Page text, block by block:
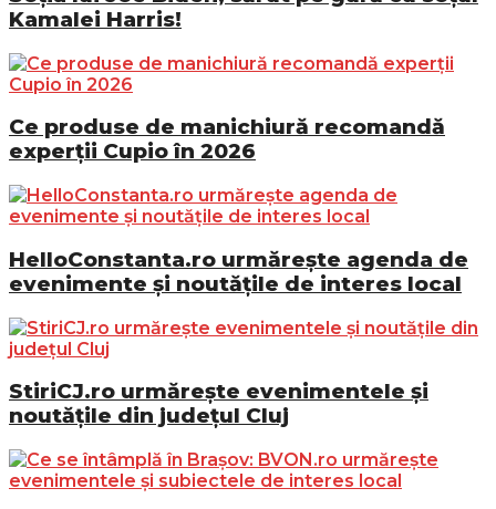
Kamalei Harris!
Ce produse de manichiură recomandă
experții Cupio în 2026
HelloConstanta.ro urmărește agenda de
evenimente și noutățile de interes local
StiriCJ.ro urmărește evenimentele și
noutățile din județul Cluj